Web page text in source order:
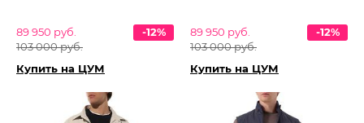
89 950 руб.
103 000 руб.
-12%
Купить на ЦУМ
89 950 руб.
103 000 руб.
-12%
Купить на ЦУМ